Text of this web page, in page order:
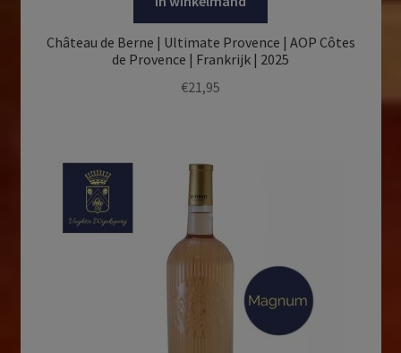
Château de Berne | Ultimate Provence | AOP Côtes
de Provence | Frankrijk | 2025
€21,95